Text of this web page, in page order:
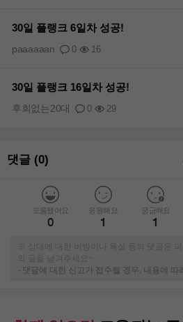
30일 플랭크 6일차 성공!
0 16
paaaaaan
30일 플랭크 16일차 성공!
0 29
후회없는20대
댓글 (0)
도움됐어요
0
응원해요
1
궁금해요
1
※ 상대에 대한 비방이나 욕설 등의 댓글은 피
의 글을 남겨주세요~
-
댓글에 대한 신고가 접수될 경우, 내용에